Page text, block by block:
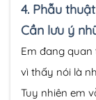
4. Phẫu
Cần lưu ý
Em đang
vì thấy nói là
Tuy nhiên em